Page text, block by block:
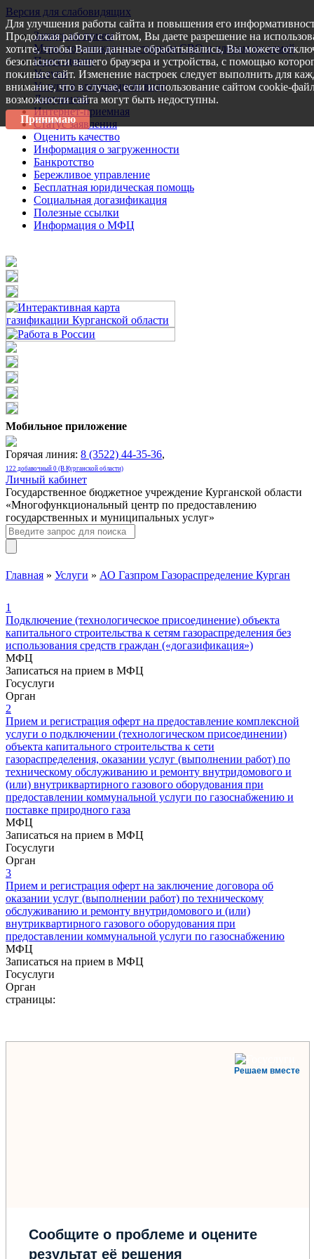
Версия для слабовидящих
Запись на прием
Меры поддержки участникам СВО и членам их семей
Пресс-центр
Услуги
Услуги в электронном виде
Документы
Интернет-приемная
Статус заявления
Оценить качество
Информация о загруженности
Банкротство
Бережливое управление
Бесплатная юридическая помощь
Социальная догазификация
Полезные ссылки
Информация о МФЦ
Мобильное приложение
Горячая линия: 8 (3522) 44-35-36,
122 добавочный 0 (В Курганской области)
Личный кабинет
Государственное бюджетное учреждение Курганской области
«Многофункциональный центр по предоставлению
государственных и муниципальных услуг»
Главная » Услуги » АО Газпром Газораспределение Курган
1
Подключение (технологическое присоединение) объекта
капитального строительства к сетям газораспределения без
использования средств граждан («догазификация»)
МФЦ
Записаться на прием в МФЦ
Госуслуги
Орган
2
Прием и регистрация оферт на предоставление комплексной
услуги о подключении (технологическом присоединении)
объекта капитального строительства к сети
газораспределения, оказании услуг (выполнении работ) по
техническому обслуживанию и ремонту внутридомового и
(или) внутриквартирного газового оборудования при
предоставлении коммунальной услуги по газоснабжению и
поставке природного газа
МФЦ
Записаться на прием в МФЦ
Госуслуги
Орган
3
Прием и регистрация оферт на заключение договора об
оказании услуг (выполнении работ) по техническому
обслуживанию и ремонту внутридомового и (или)
внутриквартирного газового оборудования при
предоставлении коммунальной услуги по газоснабжению
МФЦ
Записаться на прием в МФЦ
Госуслуги
Орган
страницы:
Решаем вместе
Сообщите о проблеме и оцените
результат её решения
Для улучшения работы сайта и повышения его
Продолжая работу с сайтом, Вы даете разрешение на
хотите, чтобы Ваши данные обрабатывались, Вы можете
безопасности вашего браузера и устройства, с помощью
покиньте сайт. Изменение настроек следует выполнить для
внимание, что в случае, если использование сайтом cookie-
возможности сайта могут быть недоступны.
Принимаю